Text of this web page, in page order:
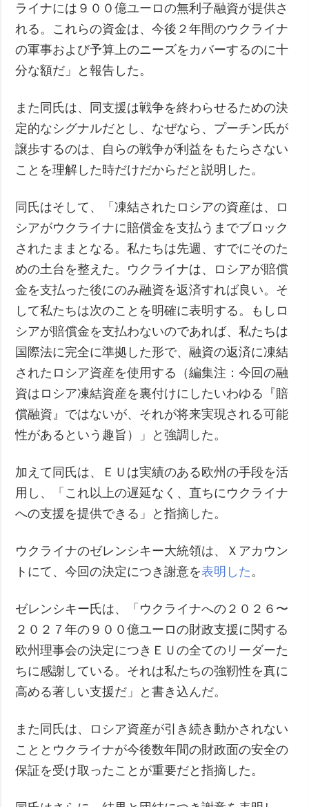
ライナには９００億ユーロの無利子融資が提供さ
れる。これらの資金は、今後２年間のウクライナ
の軍事および予算上のニーズをカバーするのに十
分な額だ」と報告した。
また同氏は、同支援は戦争を終わらせるための決
定的なシグナルだとし、なぜなら、プーチン氏が
譲歩するのは、自らの戦争が利益をもたらさない
ことを理解した時だけだからだと説明した。
同氏はそして、「凍結されたロシアの資産は、ロ
シアがウクライナに賠償金を支払うまでブロック
されたままとなる。私たちは先週、すでにそのた
めの土台を整えた。ウクライナは、ロシアが賠償
金を支払った後にのみ融資を返済すれば良い。そ
して私たちは次のことを明確に表明する。もしロ
シアが賠償金を支払わないのであれば、私たちは
国際法に完全に準拠した形で、融資の返済に凍結
されたロシア資産を使用する（編集注：今回の融
資はロシア凍結資産を裏付けにしたいわゆる『賠
償融資』ではないが、それが将来実現される可能
性があるという趣旨）」と強調した。
加えて同氏は、ＥＵは実績のある欧州の手段を活
用し、「これ以上の遅延なく、直ちにウクライナ
への支援を提供できる」と指摘した。
ウクライナのゼレンシキー大統領は、Ｘアカウン
トにて、今回の決定につき謝意を表明した 。
ゼレンシキー氏は、「ウクライナへの２０２６〜
２０２７年の９００億ユーロの財政支援に関する
欧州理事会の決定につきＥＵの全てのリーダーた
ちに感謝している。それは私たちの強靭性を真に
高める著しい支援だ」と書き込んだ。
また同氏は、ロシア資産が引き続き動かされない
こととウクライナが今後数年間の財政面の安全の
保証を受け取ったことが重要だと指摘した。